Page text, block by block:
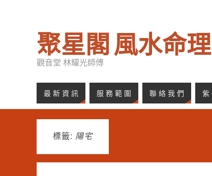
聚星閣 風水命理
觀音堂 林耀光師傅
最 新 資 訊 服 務 範 圍 聯 絡 我 們 紫
標籤: 陽宅